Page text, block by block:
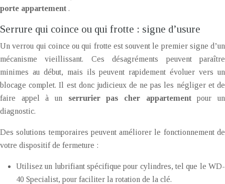
porte appartement .
Serrure qui coince ou qui frotte : signe d’usure
Un verrou qui coince ou qui frotte est souvent le premier signe d’un
mécanisme vieillissant. Ces désagréments peuvent paraître
minimes au début, mais ils peuvent rapidement évoluer vers un
blocage complet. Il est donc judicieux de ne pas les négliger et de
faire appel à un serrurier pas cher appartementpour un
diagnostic.
Des solutions temporaires peuvent améliorer le fonctionnement de
votre dispositif de fermeture :
Utilisez un lubrifiant spécifique pour cylindres, tel que le WD-
40 Specialist, pour faciliter la rotation de la clé.